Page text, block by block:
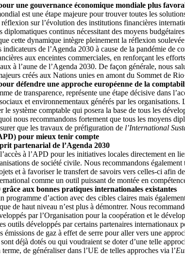
une gouvernance économique mondiale plus
est une étape majeure pour trouver toutes les
sur l’évolution des institutions financières
continus nécessitant des moyens
cette dynamique intègre pleinement la réflexion
de l’Agenda 2030 à cause de la pandémie de
aux enceintes commerciales, en renforçant les
à l’aune de l’Agenda 2030. De façon générale, nous
créés aux Nations unies en amont du Sommet de
défendre une approche européenne de la
de transparence, représente une étape décisive dans
et environnementaux générés par les
système comptable qui posera la base de tous les
nous recommandons fortement que tous les moyens
que les travaux de préfiguration de l’International
pour mieux tenir compte
partenarial de l’Agenda 2030
à l’APD pour les initiatives locales directement en
de société civile. Nous recommandons
et à favoriser le transfert de savoirs vers celles-ci afin
comme un outil puissant de montée en
aux bonnes pratiques internationales existantes
d’action avec des cibles claires mais
de haut niveau n’est plus à démontrer. Nous
par l’Organisation pour la coopération et le
outils développés par certains partenaires
de gaz à effet de serre pour aller vers une
déjà dotés ou qui voudraient se doter d’une telle
de généraliser dans l’UE de telles approches via l’